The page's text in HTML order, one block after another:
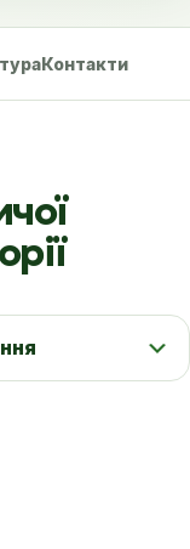
Контакти